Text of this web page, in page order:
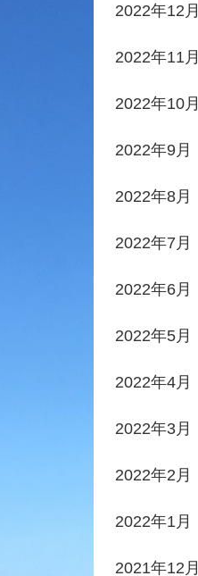
2022年12月
2022年11月
2022年10月
2022年9月
2022年8月
2022年7月
2022年6月
2022年5月
2022年4月
2022年3月
2022年2月
2022年1月
2021年12月